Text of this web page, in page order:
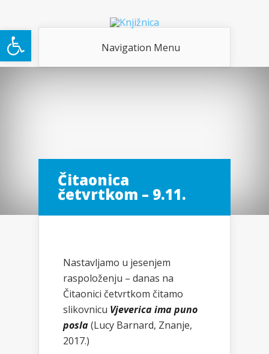
Open toolbar Navigation Menu
Čitaonica
četvrtkom – 9.11.
Nastavljamo u jesenjem
raspoloženju – danas na
Čitaonici četvrtkom čitamo
slikovnicu Vjeverica ima puno
posla(Lucy Barnard, Znanje,
2017.)